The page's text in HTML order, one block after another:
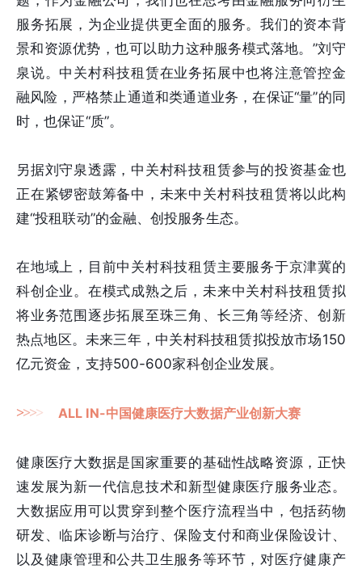
服务拓展，为企业提供更全面的服务。我们的资本背
景和资源优势，也可以助力这种服务模式落地。”刘守
泉说。中关村科技租赁在业务拓展中也将注意管控金
融风险，严格禁止通道和类通道业务，在保证“量”的同
时，也保证“质”。
另据刘守泉透露，中关村科技租赁参与的投资基金也
正在紧锣密鼓筹备中，未来中关村科技租赁将以此构
建“投租联动”的金融、创投服务生态。
在地域上，目前中关村科技租赁主要服务于京津冀的
科创企业。在模式成熟之后，未来中关村科技租赁拟
将业务范围逐步拓展至珠三角、长三角等经济、创新
热点地区。未来三年，中关村科技租赁拟投放市场150
亿元资金，支持500-600家科创企业发展。
>>>> ALL IN-中国健康医疗大数据产业创新大赛
健康医疗大数据是国家重要的基础性战略资源，正快
速发展为新一代信息技术和新型健康医疗服务业态。
大数据应用可以贯穿到整个医疗流程当中，包括药物
研发、临床诊断与治疗、保险支付和商业保险设计、
以及健康管理和公共卫生服务等环节，对医疗健康产